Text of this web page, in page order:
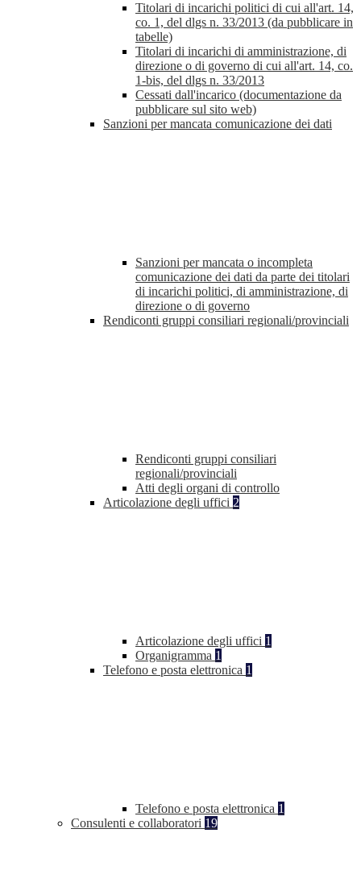
Titolari di incarichi politici di cui all'art. 14,
co. 1, del dlgs n. 33/2013 (da pubblicare in
tabelle)
Titolari di incarichi di amministrazione, di
direzione o di governo di cui all'art. 14, co.
1-bis, del dlgs n. 33/2013
Cessati dall'incarico (documentazione da
pubblicare sul sito web)
Sanzioni per mancata comunicazione dei dati
Sanzioni per mancata o incompleta
comunicazione dei dati da parte dei titolari
di incarichi politici, di amministrazione, di
direzione o di governo
Rendiconti gruppi consiliari regionali/provinciali
Rendiconti gruppi consiliari
regionali/provinciali
Atti degli organi di controllo
Articolazione degli uffici 2
Articolazione degli uffici 1
Organigramma 1
Telefono e posta elettronica 1
Telefono e posta elettronica 1
Consulenti e collaboratori 19